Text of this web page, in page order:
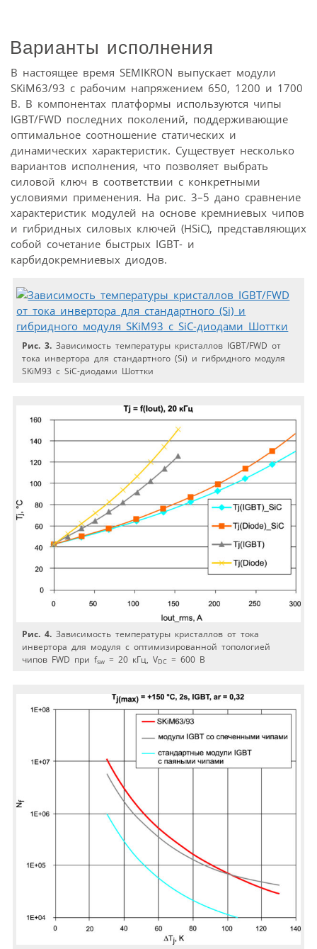
Варианты исполнения
В настоящее время SEMIKRON выпускает модули
SKiM63/93 с рабочим напряжением 650, 1200 и 1700
В. В компонентах платформы используются чипы
IGBT/FWD последних поколений, поддерживающие
оптимальное соотношение статических и
динамических характеристик. Существует несколько
вариантов исполнения, что позволяет выбрать
силовой ключ в соответствии с конкретными
условиями применения. На рис. 3–5 дано сравнение
характеристик модулей на основе кремниевых чипов
и гибридных силовых ключей (HSiC), представляющих
собой сочетание быстрых IGBT- и
карбидокремниевых диодов.
Рис. 3. Зависимость температуры кристаллов IGBT/FWD от
тока инвертора для стандартного (Si) и гибридного модуля
SKiM93 с SiC-диодами Шоттки
Рис. 4. Зависимость температуры кристаллов от тока
инвертора для модуля с оптимизированной топологией
чипов FWD при fsw = 20 кГц, VDC = 600 В